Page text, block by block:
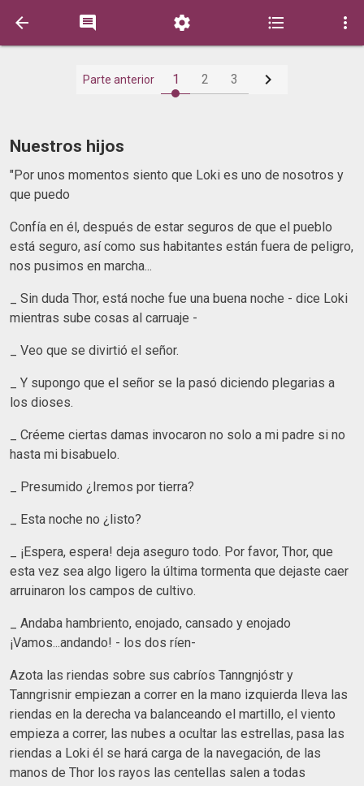
    
Parte anterior 1 2 3 
Nuestros hijos
"Por unos momentos siento que Loki es uno de nosotros y
que puedo
Confía en él, después de estar seguros de que el pueblo
está seguro, así como sus habitantes están fuera de peligro,
nos pusimos en marcha...
_ Sin duda Thor, está noche fue una buena noche - dice Loki
mientras sube cosas al carruaje -
_ Veo que se divirtió el señor.
_ Y supongo que el señor se la pasó diciendo plegarias a
los dioses.
_ Créeme ciertas damas invocaron no solo a mi padre si no
hasta mi bisabuelo.
_ Presumido ¿Iremos por tierra?
_ Esta noche no ¿listo?
_ ¡Espera, espera! deja aseguro todo. Por favor, Thor, que
esta vez sea algo ligero la última tormenta que dejaste caer
arruinaron los campos de cultivo.
_ Andaba hambriento, enojado, cansado y enojado
¡Vamos...andando! - los dos ríen-
Azota las riendas sobre sus cabríos Tanngnjóstr y
Tanngrisnir empiezan a correr en la mano izquierda lleva las
riendas en la derecha va balanceando el martillo, el viento
empieza a correr, las nubes a ocultar las estrellas, pasa las
riendas a Loki él se hará carga de la navegación, de las
manos de Thor los rayos las centellas salen a todas